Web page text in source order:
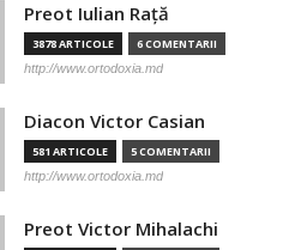
Preot Iulian Raţă
3878 ARTICOLE 6 COMENTARII
http://www.ortodoxia.md
Diacon Victor Casian
581 ARTICOLE 5 COMENTARII
http://www.ortodoxia.md
Preot Victor Mihalachi